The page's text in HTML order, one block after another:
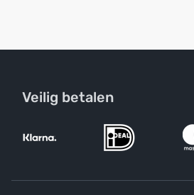
Veilig betalen